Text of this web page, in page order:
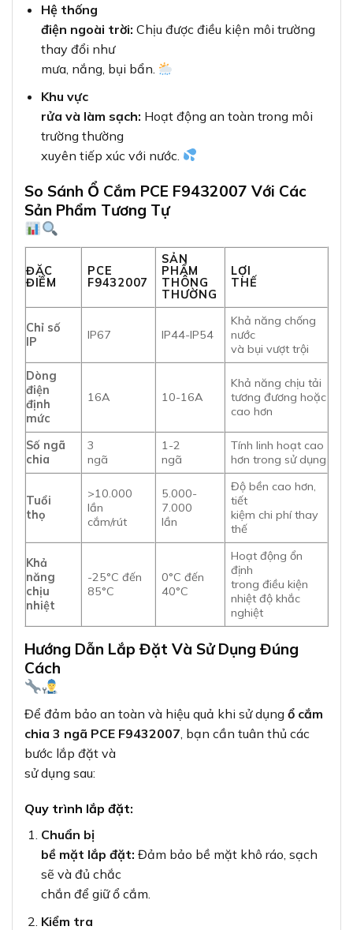
Hệ thống
điện ngoài trời: Chịu được điều kiện môi trường
thay đổi như
mưa, nắng, bụi bẩn.
Khu vực
rửa và làm sạch: Hoạt động an toàn trong môi
trường thường
xuyên tiếp xúc với nước.
So Sánh Ổ Cắm PCE F9432007 Với Các
Sản Phẩm Tương Tự
ĐẶC
ĐIỂM
PCE
F9432007
SẢN
PHẨM
THÔNG
THƯỜNG
LỢI
THẾ
Chỉ số
IP
IP67 IP44-IP54
Khả năng chống
nước
và bụi vượt trội
Dòng
điện
định
mức
16A 10-16A
Khả năng chịu tải
tương đương hoặc
cao hơn
Số ngã
chia
3
ngã
1-2
ngã
Tính linh hoạt cao
hơn trong sử dụng
Tuổi
thọ
>10.000
lần
cắm/rút
5.000-
7.000
lần
Độ bền cao hơn,
tiết
kiệm chi phí thay
thế
Khả
năng
chịu
nhiệt
-25°C đến
85°C
0°C đến
40°C
Hoạt động ổn
định
trong điều kiện
nhiệt độ khắc
nghiệt
Hướng Dẫn Lắp Đặt Và Sử Dụng Đúng
Cách
Để đảm bảo an toàn và hiệu quả khi sử dụng ổ cắm
chia 3 ngã PCE F9432007 , bạn cần tuân thủ các
bước lắp đặt và
sử dụng sau:
Quy trình lắp đặt:
Chuẩn bị
bề mặt lắp đặt: Đảm bảo bề mặt khô ráo, sạch
sẽ và đủ chắc
chắn để giữ ổ cắm.
Kiểm tra